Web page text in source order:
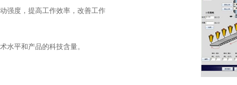
强度，提高工作效率，改善工作
水平和产品的科技含量。